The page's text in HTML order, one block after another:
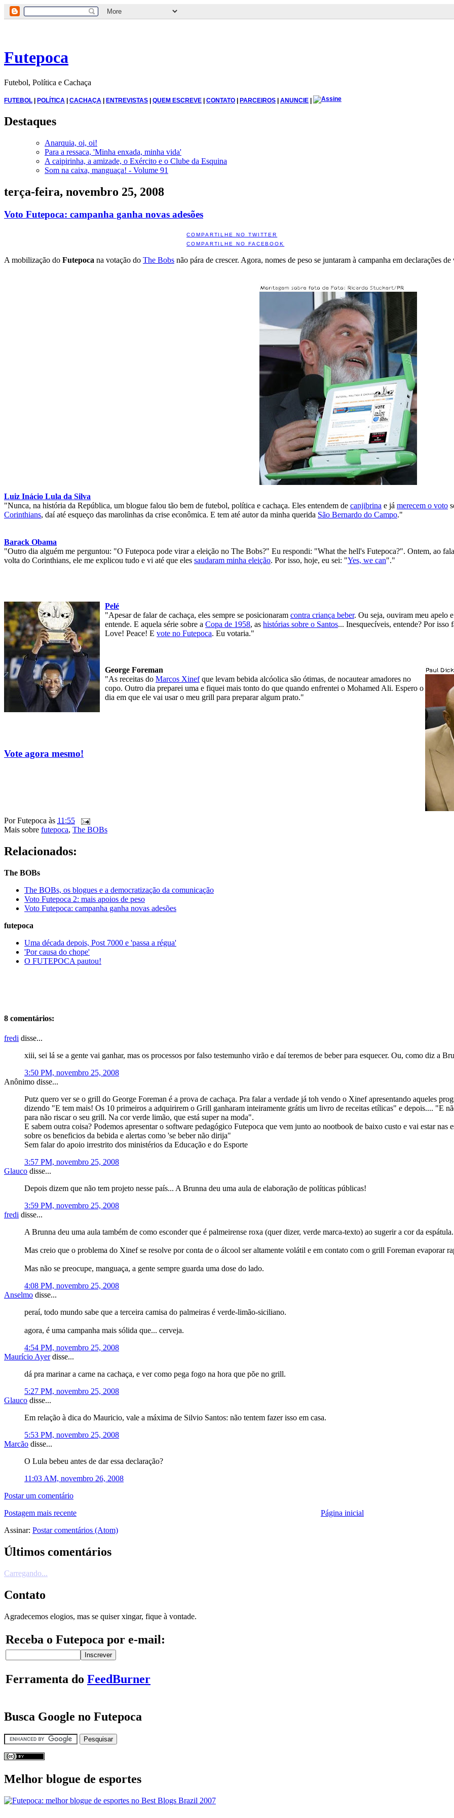
Futepoca
Futebol, Política e Cachaça
FUTEBOL | POLÍTICA | CACHAÇA | ENTREVISTAS | QUEM ESCREVE | CONTATO | PARCEIROS | ANUNCIE |
Destaques
Anarquia, oi, oi!
Para a ressaca, 'Minha enxada, minha vida'
A caipirinha, a amizade, o Exército e o Clube da Esquina
Som na caixa, manguaça! - Volume 91
terça-feira, novembro 25, 2008
Voto Futepoca: campanha ganha novas adesões
COMPARTILHE NO TWITTER
COMPARTILHE NO FACEBOOK
A mobilização do Futepoca na votação do The Bobs não pára de crescer. Agora, nomes de peso se juntaram à campanha em declarações
Luiz Inácio Lula da Silva
"Nunca, na história da República, um blogue falou tão bem de futebol, política e cachaça. Eles entendem de canjibrina e já merecem o voto
Corinthians, daí até esqueço das marolinhas da crise econômica. E tem até autor da minha querida São Bernardo do Campo."
Barack Obama
"Outro dia alguém me perguntou: "O Futepoca pode virar a eleição no The Bobs?" Eu respondi: "What the hell's Futepoca?". Ontem, ao
volta do Corinthians, ele me explicou tudo e vi até que eles saudaram minha eleição. Por isso, hoje, eu sei: "Yes, we can"."
Pelé
"Apesar de falar de cachaça, eles sempre se posicionaram contra criança beber. Ou seja, ouviram meu apelo
entende. E aquela série sobre a Copa de 1958, as histórias sobre o Santos... Inesquecíveis, entende? Por isso
Love! Peace! E vote no Futepoca. Eu votaria."
George Foreman
"As receitas do Marcos Xinefque levam bebida alcóolica são ótimas, de nocautear amadores no
copo. Outro dia preparei uma e fiquei mais tonto do que quando enfrentei o Mohamed Ali. Espero o
dia em que ele vai usar o meu grill para preparar algum prato."
Vote agora mesmo!
PorFutepoca às 11:55
Mais sobre futepoca, The BOBs
Relacionados:
The BOBs
The BOBs, os blogues e a democratização da comunicação
Voto Futepoca 2: mais apoios de peso
Voto Futepoca: campanha ganha novas adesões
futepoca
Uma década depois, Post 7000 e 'passa a régua'
'Por causa do chope'
O FUTEPOCA pautou!
8 comentários:
fredi disse...
xiii, sei lá se a gente vai ganhar, mas os processos por falso testemunho virão e daí teremos de beber para esquecer. Ou, como diz a
3:50 PM, novembro 25, 2008
Anônimo disse...
Putz quero ver se o grill do George Foreman é a prova de cachaça. Pra falar a verdade já toh vendo o Xinef apresentando aqueles
dizendo "E tem mais! Os 10 primeiros a adquirirem o Grill ganharam inteiramente grátis um livro de receitas etílicas" e depois.... "E
para não riscar o seu grill. Na cor verde limão, que está super na moda".
E sabem outra coisa? Podemos apresentar o software pedagógico Futepoca que vem junto ao nootbook de baixo custo e vai estar
sobre os beneficios da bebida e alertas como 'se beber não dirija"
Sem falar do apoio irrestrito dos ministérios da Educação e do Esporte
3:57 PM, novembro 25, 2008
Glauco disse...
Depois dizem que não tem projeto nesse país... A Brunna deu uma aula de elaboração de políticas públicas!
3:59 PM, novembro 25, 2008
fredi disse...
A Brunna deu uma aula também de como esconder que é palmeirense roxa (quer dizer, verde marca-texto) ao sugerir a cor da espátula.
Mas creio que o problema do Xinef se resolve por conta de o álcool ser altamente volátil e em contato com o grill Foreman evaporar
Mas não se preocupe, manguaça, a gente sempre guarda uma dose do lado.
4:08 PM, novembro 25, 2008
Anselmo disse...
peraí, todo mundo sabe que a terceira camisa do palmeiras é verde-limão-siciliano.
agora, é uma campanha mais sólida que... cerveja.
4:54 PM, novembro 25, 2008
Maurício Ayerdisse...
dá pra marinar a carne na cachaça, e ver como pega fogo na hora que põe no grill.
5:27 PM, novembro 25, 2008
Glauco disse...
Em relação à dica do Mauricio, vale a máxima de Silvio Santos: não tentem fazer isso em casa.
5:53 PM, novembro 25, 2008
Marcão disse...
O Lula bebeu antes de dar essa declaração?
11:03 AM, novembro 26, 2008
Postar um comentário
Postagem mais recente
Página inicial
Assinar: Postar comentários (Atom)
Últimos comentários
Carregando...
Contato
Agradecemos elogios, mas se quiser xingar, fique à vontade.
Receba o Futepoca por e-mail:
Ferramenta do FeedBurner
Busca Google no Futepoca
Melhor blogue de esportes